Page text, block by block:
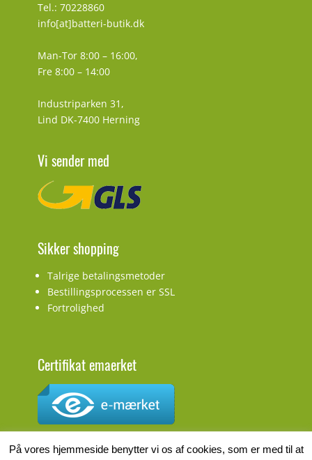
Tel.: 70228860
info[at]batteri-butik.dk
Man-Tor 8:00 – 16:00,
Fre 8:00 – 14:00
Industriparken 31,
Lind DK-7400 Herning
Vi sender med
Sikker shopping
Talrige betalingsmetoder
Bestillingsprocessen er SSL
Fortrolighed
Certifikat emaerket
På vores hjemmeside benytter vi os af cookies, som er med til at